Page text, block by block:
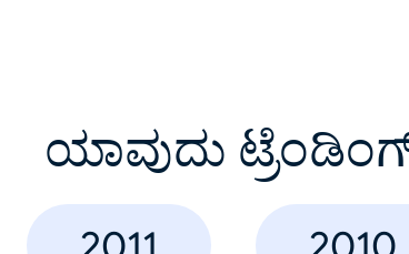
ಯಾವುದು